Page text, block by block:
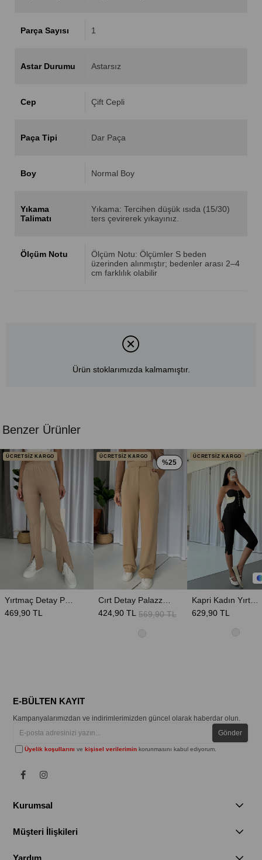
Parça Sayısı 1
Astar Durumu Astarsız
Cep Çift Cepli
Paça Tipi Dar Paça
Boy Normal Boy
Yıkama
Talimatı
Yıkama: Tercihen düşük ısıda (15/30)
ters çevirerek yıkayınız.
Ölçüm Notu
Ölçüm Notu: Ölçümler S beden
üzerinden alınmıştır; bedenler arası 2–4
cm farklılık olabilir
Ürün stoklarımızda kalmamıştır.
Benzer Ürünler
ÜCRETSİZ KARGO
469,90 TL
ÜCRETSİZ KARGO
424,90 TL 569,90 TL
%25
ÜCRETSİZ KARGO
629,90 TL
E-BÜLTEN KAYIT
Kampanyalarımızdan ve indirimlerimizden güncel olarak haberdar olun.
Gönder
Üyelik koşullarını vekişisel verilerimin korunmasını kabul ediyorum.
Kurumsal
Müşteri İlişkileri
Yardım